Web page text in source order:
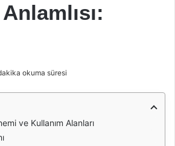
okuma süresi
ve Kullanım Alanları